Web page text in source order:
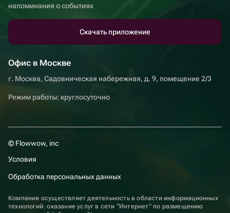
напоминания о событиях
Скачать приложение
Офис в Москве
г. Москва, Садовническая набережная, д. 9, помещение 2/3
Режим работы: круглосуточно
© Flowwow, inc
Условия
Обработка персональных данных
Компания осуществляет деятельность в области информационных
технологий: оказание услуг в сети “Интернет” по размещению